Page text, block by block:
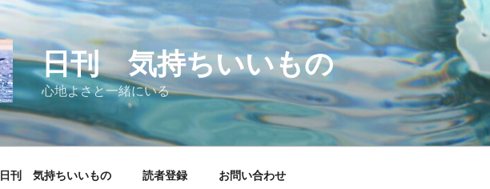
日刊 気持ちいいもの
心地よさと一緒にいる
日刊 気持ちいいもの 読者登録 お問い合わせ